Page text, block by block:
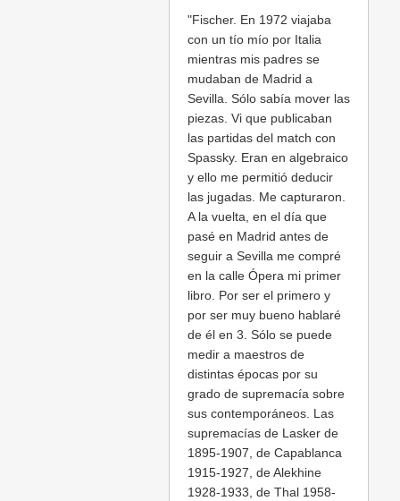
"Fischer. En 1972 viajaba
con un tío mío por Italia
mientras mis padres se
mudaban de Madrid a
Sevilla. Sólo sabía mover las
piezas. Vi que publicaban
las partidas del match con
Spassky. Eran en algebraico
y ello me permitió deducir
las jugadas. Me capturaron.
A la vuelta, en el día que
pasé en Madrid antes de
seguir a Sevilla me compré
en la calle Ópera mi primer
libro. Por ser el primero y
por ser muy bueno hablaré
de él en 3. Sólo se puede
medir a maestros de
distintas épocas por su
grado de supremacía sobre
sus contemporáneos. Las
supremacías de Lasker de
1895-1907, de Capablanca
1915-1927, de Alekhine
1928-1933, de Thal 1958-